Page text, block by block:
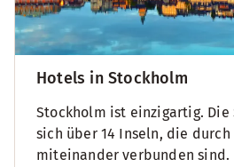
Hotels in Stockholm
Stockholm ist einzigartig.
sich über 14 Inseln, die durch
miteinander verbunden sind.